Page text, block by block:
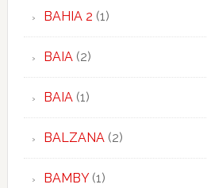
BAHIA 2 (1)
BAIA(2)
BAIA(1)
BALZANA(2)
BAMBY(1)